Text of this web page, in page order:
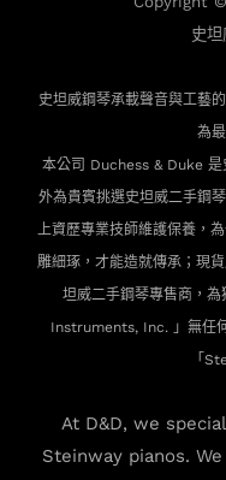
史
史坦威鋼琴承載聲音與工藝
為
本公司 Duchess & Duke 是
外為貴賓挑選史坦威二手鋼
上資歷專業技師維護保養，
雕細琢，才能造就傳承；現
坦威二手鋼琴專售商，
Instruments, Inc. 」無任
「
At D&D, we
Steinway pianos.